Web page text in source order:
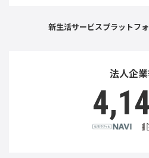
新生活サービスプラットフ
法人企